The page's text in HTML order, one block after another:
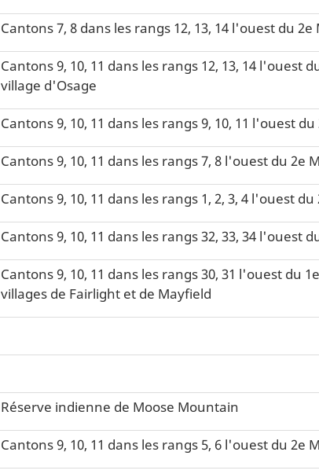
Cantons 7, 8 dans les rangs 12, 13, 14 l'ouest du
Cantons 9, 10, 11 dans les rangs 12, 13, 14 l'ouest
village d'Osage
Cantons 9, 10, 11 dans les rangs 9, 10, 11 l'ouest
Cantons 9, 10, 11 dans les rangs 7, 8 l'ouest du 2e
Cantons 9, 10, 11 dans les rangs 1, 2, 3, 4 l'ouest
Cantons 9, 10, 11 dans les rangs 32, 33, 34 l'ouest
Cantons 9, 10, 11 dans les rangs 30, 31 l'ouest du
villages de Fairlight et de Mayfield
Réserve indienne de Moose Mountain
Cantons 9, 10, 11 dans les rangs 5, 6 l'ouest du 2e